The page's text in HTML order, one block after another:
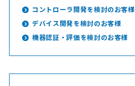
コントローラ開発を検討のお客様
デバイス開発を検討のお客様
機器認証・評価を検討のお客様